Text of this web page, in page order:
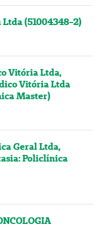
(51004348-2)
Vitória Ltda,
Vitória Ltda
Master)
Geral Ltda,
Policlínica